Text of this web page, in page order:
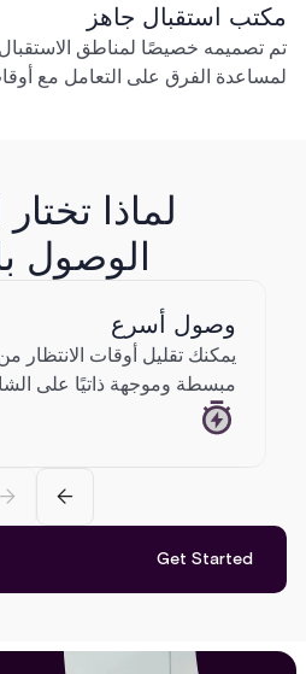
مكتب استقبال جاهز
تم تصميمه خصيصًا لمناطق
لمساعدة الفرق على التعامل مع
لماذا
الوصول
وصول أسرع
يمكنك تقليل أوقات الانتظار
مبسطة وموجهة ذاتيًا على
Get Started